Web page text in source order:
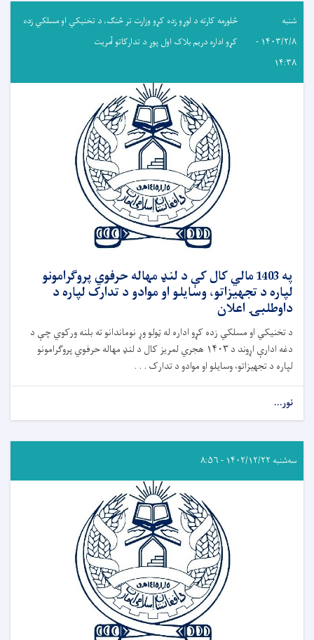
شنبه
۱۴۰۳/۲/۸ -
۱۴:۳۸
څلورمه کارته د لوړو زده کړو وزارت تر څنګ، د تخنیکي او مسلکي زده
کړو اداره دریم بلاک اول پوړ د تدارکاتو آمریت
په 1403 مالي کال کې د لنډ مهاله حرفوي پروګرامونو
لپاره د تجهیزاتو، وسایلو او موادو د تدارک لپاره د
داوطلبۍ اعلان
د تخنیکي او مسلکي زده کړو اداره له ټولو وړ نوماندانو ته بلنه ورکوي چې د
دغه ادارې اړوند د ۱۴۰۳ هجري لمریز کال د لنډ مهاله حرفوي پروګرامونو
لپاره د تجهیزاتو، وسایلو او موادو د تدارک . . .
نور...
سه‌شنبه ۱۴۰۲/۱۲/۲۲ - ۸:۵۶